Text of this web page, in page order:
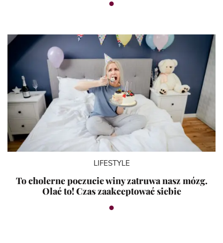
LIFESTYLE
To cholerne poczucie winy zatruwa nasz mózg.
Olać to! Czas zaakceptować siebie